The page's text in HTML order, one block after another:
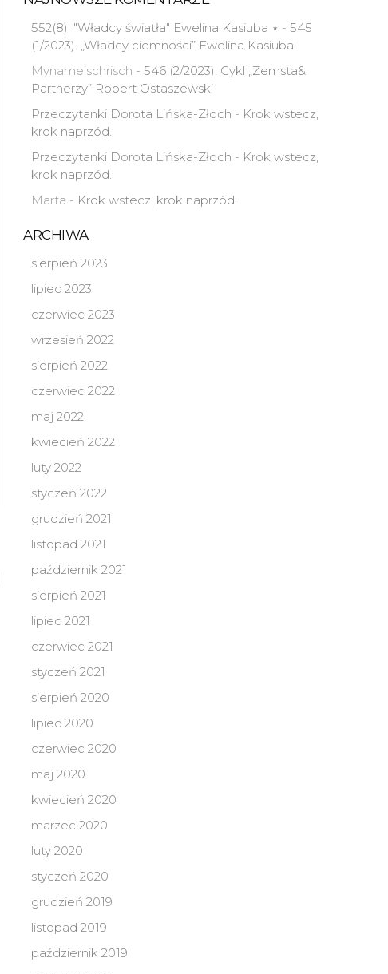
552(8). "Władcy światła" Ewelina Kasiuba ⋆ - 545
(1/2023). „Władcy ciemności” Ewelina Kasiuba
Mynameischrisch - 546 (2/2023). Cykl „Zemsta&
Partnerzy” Robert Ostaszewski
Przeczytanki Dorota Lińska-Złoch - Krok wstecz,
krok naprzód.
Przeczytanki Dorota Lińska-Złoch - Krok wstecz,
krok naprzód.
Marta - Krok wstecz, krok naprzód.
ARCHIWA
sierpień 2023
lipiec 2023
czerwiec 2023
wrzesień 2022
sierpień 2022
czerwiec 2022
maj 2022
kwiecień 2022
luty 2022
styczeń 2022
grudzień 2021
listopad 2021
październik 2021
sierpień 2021
lipiec 2021
czerwiec 2021
styczeń 2021
sierpień 2020
lipiec 2020
czerwiec 2020
maj 2020
kwiecień 2020
marzec 2020
luty 2020
styczeń 2020
grudzień 2019
listopad 2019
październik 2019